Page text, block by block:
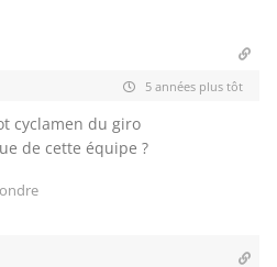
5 années plus tôt
cyclamen du giro
de cette équipe ?